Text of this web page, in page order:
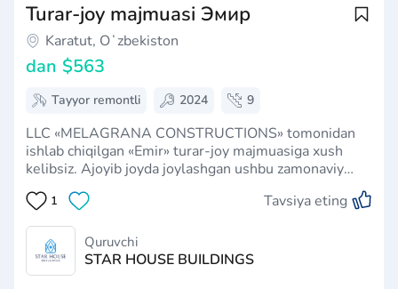
Turar-joy majmuasi Эмир
Karatut, Oʻzbekiston
dan $563
Tayyor remontli 2024 9
LLC «MELAGRANA CONSTRUCTIONS» tomonidan
ishlab chiqilgan «Emir» turar-joy majmuasiga xush
kelibsiz. Ajoyib joyda joylashgan ushbu zamonaviy
turar-joy majmuasi qulay hayot uchun mo'ljallangan
arzon uylarning keng tanlovini taklif etadi. Zamonaviy
dizaynga ega 10 qavatli Emir mehmonxonasi h…
1 Tavsiya eting
Quruvchi
STAR HOUSE BUILDINGS